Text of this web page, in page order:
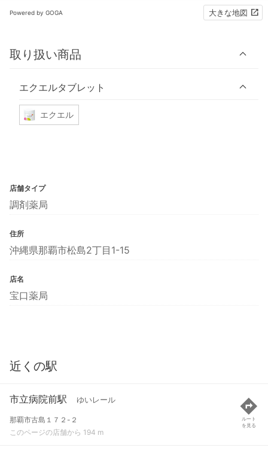
Powered by GOGA 大きな地図
取り扱い商品
エクエルタブレット
エクエル
店舗タイプ
調剤薬局
住所
沖縄県那覇市松島2丁目1-15
店名
宝口薬局
近くの駅
市立病院前駅 ゆいレール
那覇市古島１７２-２
このページの店舗から 194 m
ルート
を見る